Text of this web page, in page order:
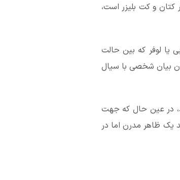
کتان و کت بلیزر است،
یا لوفر که بین حالت
بیان شخصی با سیال
در عین حال که جهت
یک ظاهر مدرن اما در